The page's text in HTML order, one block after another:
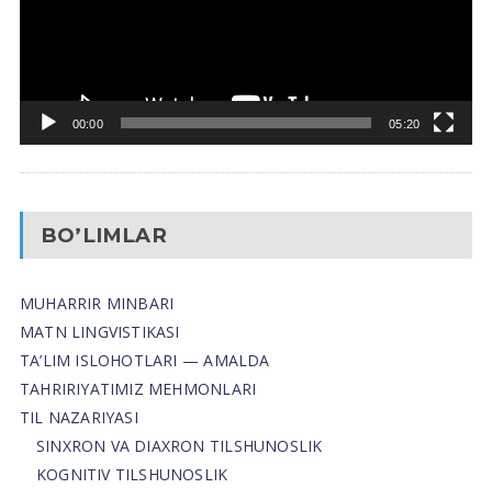
00:00 05:20
BO’LIMLAR
MUHARRIR MINBARI
MATN LINGVISTIKASI
TA’LIM ISLOHOTLARI — AMALDA
TAHRIRIYATIMIZ MEHMONLARI
TIL NAZARIYASI
SINXRON VA DIAXRON TILSHUNOSLIK
KOGNITIV TILSHUNOSLIK